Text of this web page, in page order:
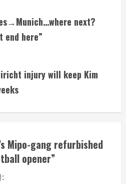
next?
end here”
injury will keep Kim
Mipo-gang refurbished
opener”